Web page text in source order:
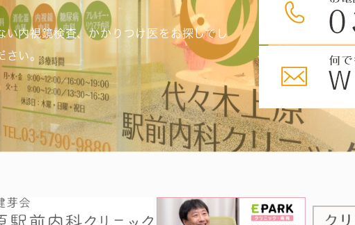
い内視鏡検査、かかりつけ医をお探しでし
さい。